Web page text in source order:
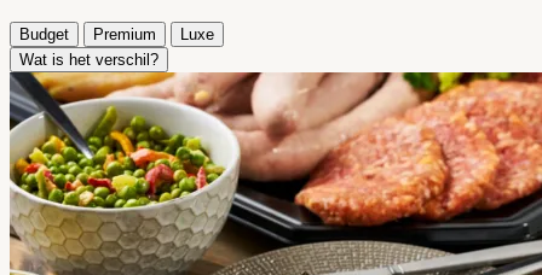
Budget Premium
Luxe
Wat is het verschil?